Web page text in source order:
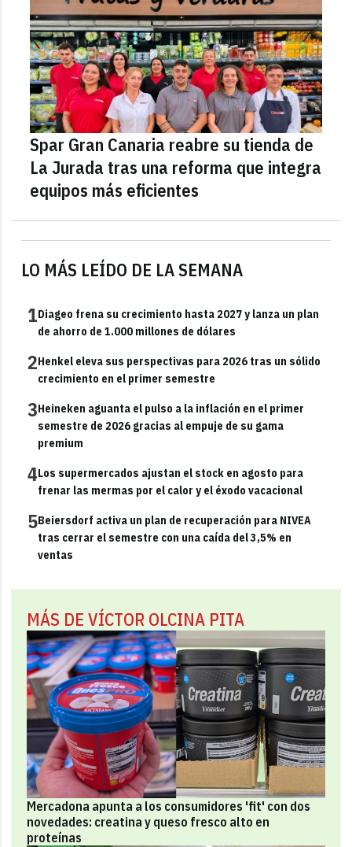
LO MÁS LEÍDO DE LA SEMANA
1Diageo frena su crecimiento hasta 2027 y lanza un plan
de ahorro de 1.000 millones de dólares
2Henkel eleva sus perspectivas para 2026 tras un sólido
crecimiento en el primer semestre
3Heineken aguanta el pulso a la inflación en el primer
semestre de 2026 gracias al empuje de su gama
premium
4Los supermercados ajustan el stock en agosto para
frenar las mermas por el calor y el éxodo vacacional
5Beiersdorf activa un plan de recuperación para NIVEA
tras cerrar el semestre con una caída del 3,5% en
ventas
MÁS DE VÍCTOR OLCINA PITA
Mercadona apunta a los consumidores 'fit' con dos
novedades: creatina y queso fresco alto en
proteínas
Spar Gran Canaria reabre su tienda de
La Jurada tras una reforma que integra
equipos más eficientes